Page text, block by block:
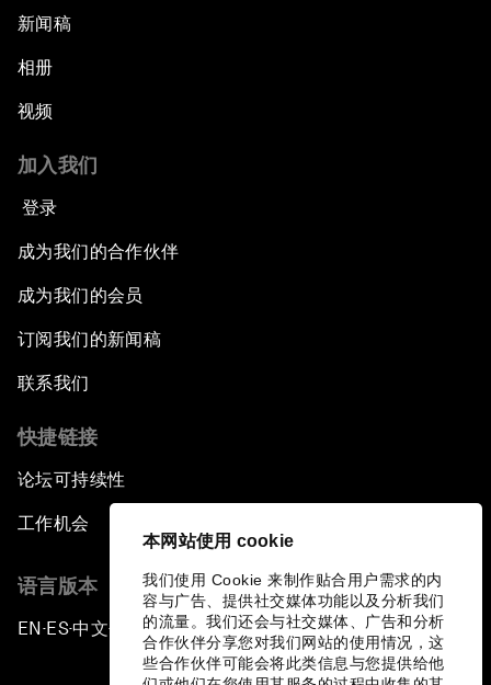
本网站使用 cookie
我们使用 Cookie 来制作贴合用户需求的内
容与广告、提供社交媒体功能以及分析我们
的流量。我们还会与社交媒体、广告和分析
合作伙伴分享您对我们网站的使用情况，这
些合作伙伴可能会将此类信息与您提供给他
新闻稿
相册
视频
加入我们
登录
成为我们的合作伙伴
成为我们的会员
订阅我们的新闻稿
联系我们
快捷链接
论坛可持续性
工作机会
语言版本
EN ▪ ES▪中文▪ 日本語